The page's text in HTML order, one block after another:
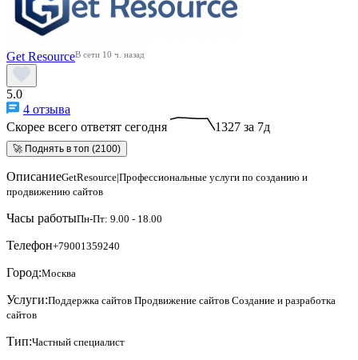
Get ResourceВ сети 10 ч. назад
5.0
4 отзыва
Скорее всего ответят сегодня
1327 за 7д
🚀 Поднять в топ (2100)
ОписаниеGetResource|Профессиональные услуги по созданию и
продвижению сайтов
Часы работыПн-Пт: 9.00 - 18.00
Телефон+79001359240
Город:Москва
Услуги:Поддержка сайтов Продвижение сайтов Создание и разработка
сайтов
Тип:Частный специалист